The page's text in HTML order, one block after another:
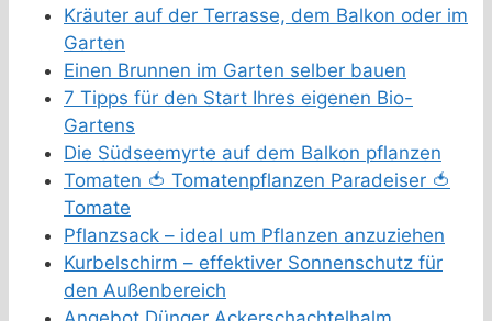
Kräuter auf der Terrasse, dem Balkon oder im
Garten
Einen Brunnen im Garten selber bauen
7 Tipps für den Start Ihres eigenen Bio-
Gartens
Die Südseemyrte auf dem Balkon pflanzen
Tomaten 🍅 Tomatenpflanzen Paradeiser 🍅
Tomate
Pflanzsack – ideal um Pflanzen anzuziehen
Kurbelschirm – effektiver Sonnenschutz für
den Außenbereich